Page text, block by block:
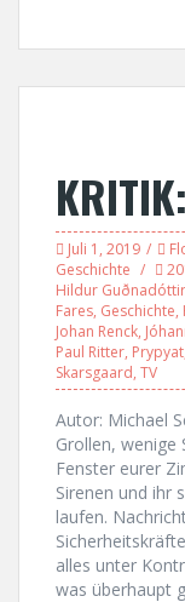
Juli 1, 2019
Geschichte
Hildur Guðnadóttir
Fares, Geschichte,
Johan Renck,
Paul Ritter, Prypyat
Skarsgaard, TV
Autor: Michael
Grollen, wenige
Fenster eurer
Sirenen und ihr
laufen.
alles unter
was überhaupt